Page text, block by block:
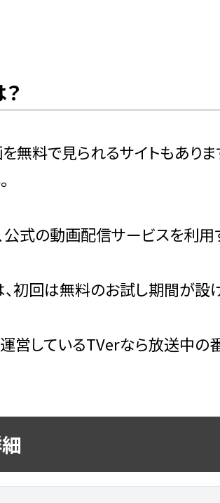
無料で見られるサイトもあり
式の動画配信サービスを利用
初回は無料のお試し期間が設
営しているTVerなら放送中